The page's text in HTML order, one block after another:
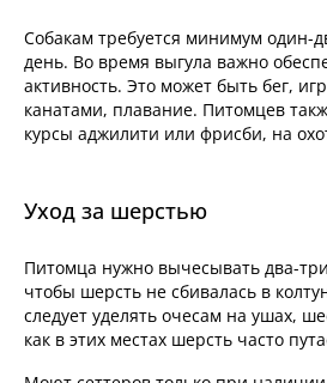
Собакам требуется минимум один-
день. Во время выгула важно
активность. Это может быть бег,
канатами, плавание. Питомцев
курсы аджилити или фрисби, на
Уход за шерстью
Питомца нужно вычесывать два-
чтобы шерсть не сбивалась в
следует уделять очесам на ушах,
как в этих местах шерсть часто